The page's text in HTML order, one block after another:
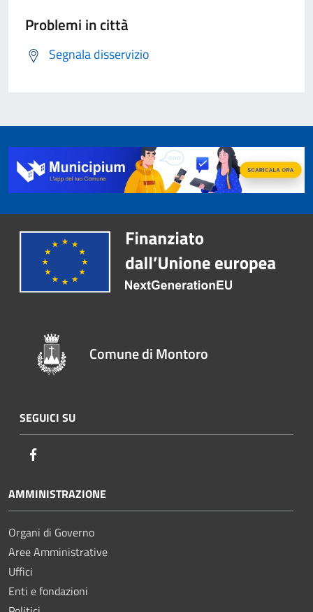
Problemi in città
Segnala disservizio
Comune di Montoro
SEGUICI SU
AMMINISTRAZIONE
Organi di Governo
Aree Amministrative
Uffici
Enti e fondazioni